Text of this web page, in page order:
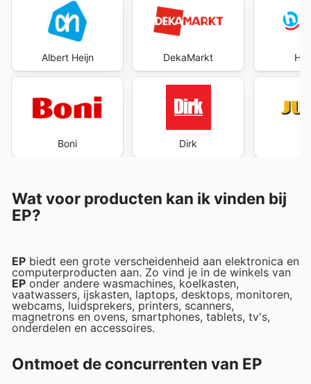
Albert Heijn
Boni
DekaMarkt
Dirk
Wat voor producten kan ik vinden bij
EP?
EP biedt een grote verscheidenheid aan elektronica en
computerproducten aan. Zo vind je in de winkels van
EP onder andere wasmachines, koelkasten,
vaatwassers, ijskasten, laptops, desktops, monitoren,
webcams, luidsprekers, printers, scanners,
magnetrons en ovens, smartphones, tablets, tv's,
onderdelen en accessoires.
Ontmoet de concurrenten van EP